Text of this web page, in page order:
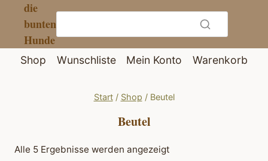
Inhalt
springen
die
bunten
Hunde
Shop Wunschliste Mein Konto Warenkorb
Start / Shop / Beutel
Beutel
Alle 5 Ergebnisse werden angezeigt